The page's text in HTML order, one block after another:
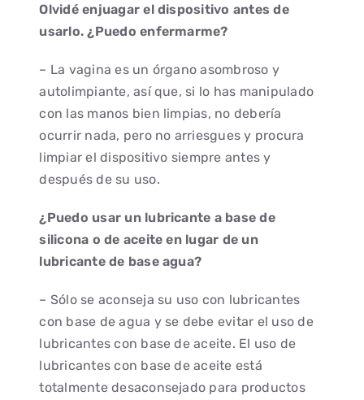
Olvidé enjuagar el dispositivo antes de
usarlo. ¿Puedo enfermarme?
– La vagina es un órgano asombroso y
autolimpiante, así que, si lo has manipulado
con las manos bien limpias, no debería
ocurrir nada, pero no arriesgues y procura
limpiar el dispositivo siempre antes y
después de su uso.
¿Puedo usar un lubricante a base de
silicona o de aceite en lugar de un
lubricante de base agua?
– Sólo se aconseja su uso con lubricantes
con base de agua y se debe evitar el uso de
lubricantes con base de aceite. El uso de
lubricantes con base de aceite está
totalmente desaconsejado para productos